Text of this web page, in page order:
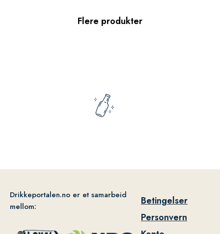
Flere produkter
Drikkeportalen.no er et samarbeid
mellom:
Betingelser
Personvern